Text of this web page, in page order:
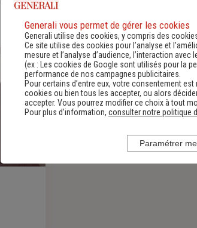
Découvrir
Generali vous permet de gérer les cookies
Generali utilise des cookies, y compris des
Ce site utilise des cookies pour l’analyse et
mesure et l’analyse d’audience, l’interaction
(ex :
Les cookies de Google sont utilisés pour la
performance de nos campagnes publicitaires.
Pour certains d’entre eux, votre consentement
cookies ou bien tous les accepter, ou alors
accepter. Vous pourrez modifier ce choix à tout
Pour plus d’information, consulter notre politique
Paramétrer